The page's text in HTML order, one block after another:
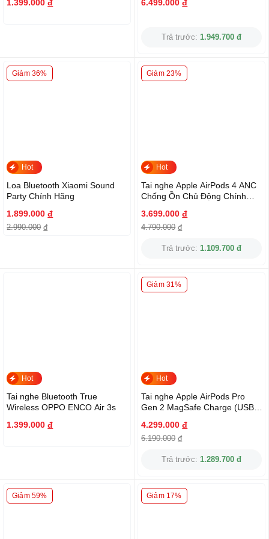
1.399.000 đ 6.499.000 đ
Trả trước: 1.949.700 đ
Giảm 36%
Hot
Loa Bluetooth Xiaomi Sound
Party Chính Hãng
1.899.000 đ
2.990.000 đ
Giảm 23%
Hot
Tai nghe Apple AirPods 4 ANC
Chống Ồn Chủ Động Chính
3.699.000 đ
4.790.000 đ
Trả trước: 1.109.700 đ
Hot
Tai nghe Bluetooth True
Wireless OPPO ENCO Air 3s
1.399.000 đ
Giảm 31%
Hot
Tai nghe Apple AirPods Pro
Gen 2 MagSafe Charge (USB-
4.299.000 đ
6.190.000 đ
Trả trước: 1.289.700 đ
Giảm 59% Giảm 17%